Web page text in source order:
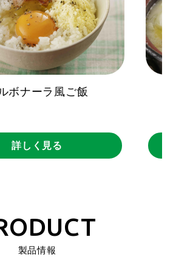
ボナーラ風ご飯
詳しく見る
製品情報